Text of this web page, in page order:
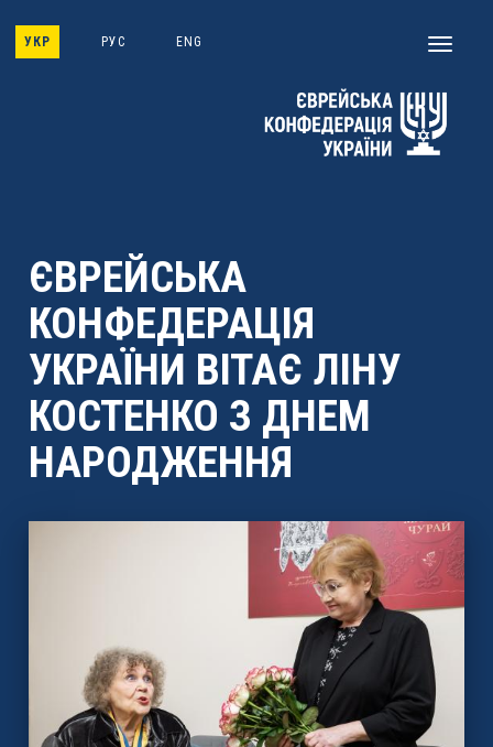
main
УКР РУС ENG
Toggle
ЄВРЕЙСЬКА
КОНФЕДЕРАЦІЯ
УКРАЇНИ ВІТАЄ ЛІНУ
КОСТЕНКО З ДНЕМ
НАРОДЖЕННЯ